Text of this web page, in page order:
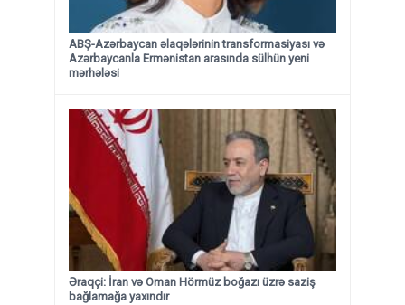
ABŞ-Azərbaycan əlaqələrinin transformasiyası və
Azərbaycanla Ermənistan arasında sülhün yeni
mərhələsi
Əraqçi: İran və Oman Hörmüz boğazı üzrə saziş
bağlamağa yaxındır